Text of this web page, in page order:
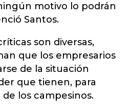
motivo lo podrán
Santos.
son diversas,
que los empresarios
de la situación
que tienen, para
los campesinos.